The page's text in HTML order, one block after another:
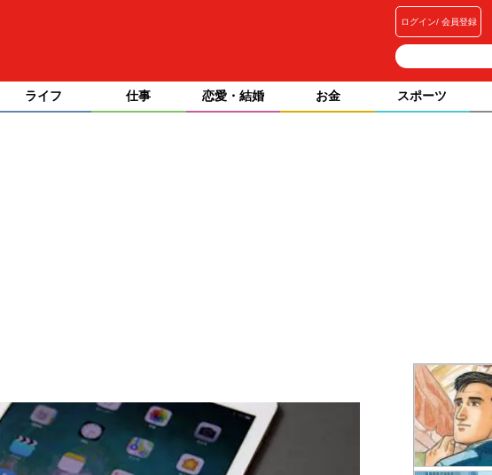
ログイン 会員登録
ライフ 仕事 恋愛・結婚 お金 スポーツ